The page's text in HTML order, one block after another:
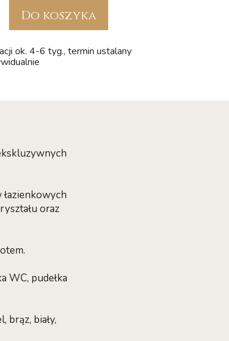
Do koszyka
ok. 4-6 tyg., termin ustalany
oraz
WC, pudełka
brąz, biały,